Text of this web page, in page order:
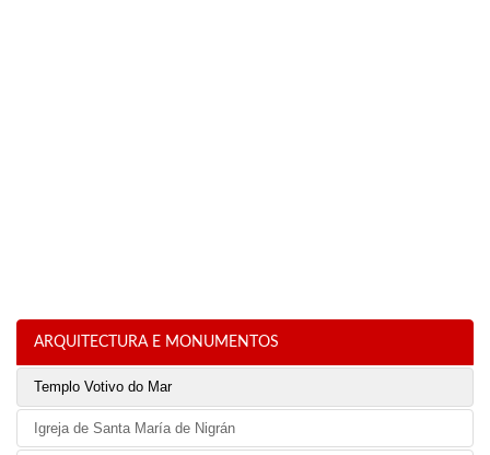
ARQUITECTURA E MONUMENTOS
Templo Votivo do Mar
Igreja de Santa María de Nigrán